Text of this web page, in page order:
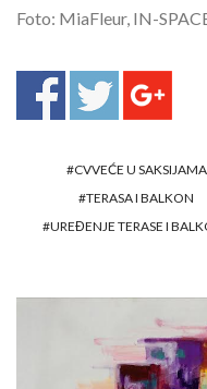
Foto: MiaFleur, IN-
CVVEĆE U
TERASA I BALKON
UREĐENJE TERASE I